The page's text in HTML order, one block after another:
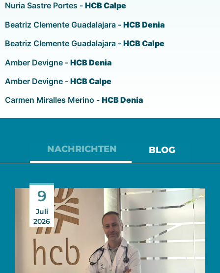
Nuria Sastre Portes - HCB Calpe
Beatriz Clemente Guadalajara - HCB Denia
Beatriz Clemente Guadalajara - HCB Calpe
Amber Devigne - HCB Denia
Amber Devigne - HCB Calpe
Carmen Miralles Merino - HCB Denia
NACHRICHTEN BLOG
9
Juli
2026